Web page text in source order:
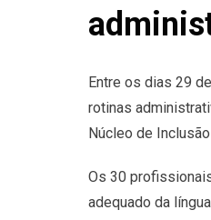
Entre os dias 29
rotinas
Núcleo de
Os 30
adequado da